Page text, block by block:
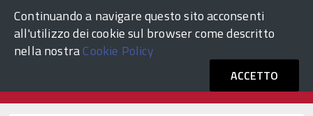
Continuando a navigare questo sito acconsenti
all'utilizzo dei cookie sul browser come descritto
nella nostraCookie Policy
ACCETTO
Comune di Venezia ACCEDI
Vetrina Associazioni Culturali